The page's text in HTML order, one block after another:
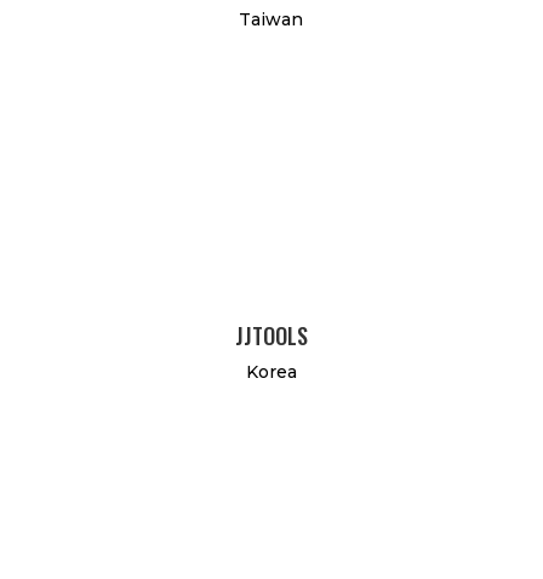
Taiwan
JJTOOLS
Korea